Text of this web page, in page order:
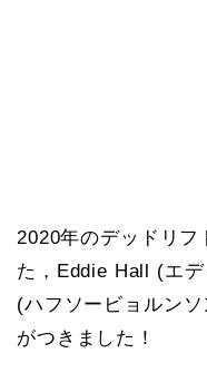
2020年のデッドリフ
た，Eddie Hall (エ
(ハフソービョルン
がつきました！